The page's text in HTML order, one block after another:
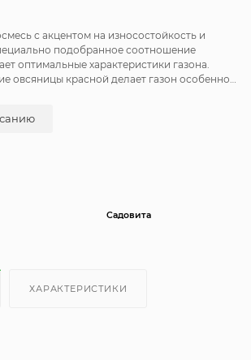
с акцентом на износостойкость и
подобранное соотношение
оптимальные характеристики газона.
овсяницы красной делает газон особенно
самовосстановлению газона после
Садовита
ХАРАКТЕРИСТИКИ